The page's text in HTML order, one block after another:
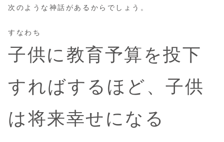
次のような神話があるからでしょう。
すなわち
子供に教育予算を投下
すればするほど、子供
は将来幸せになる